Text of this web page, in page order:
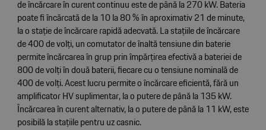
de încărcare în curent continuu este de până la 270 kW. Bateria
poate fi încărcată de la 10 la 80 % în aproximativ 21 de minute,
la o stație de încărcare rapidă adecvată. La stațiile de încărcare
de 400 de volți, un comutator de înaltă tensiune din baterie
permite încărcarea în grup prin împărțirea efectivă a bateriei de
800 de volți în două baterii, fiecare cu o tensiune nominală de
400 de volți. Acest lucru permite o încărcare eficientă, fără un
amplificator HV suplimentar, la o putere de până la 135 kW.
Încărcarea în curent alternativ, la o putere de până la 11 kW, este
posibilă la stațiile pentru uz casnic.